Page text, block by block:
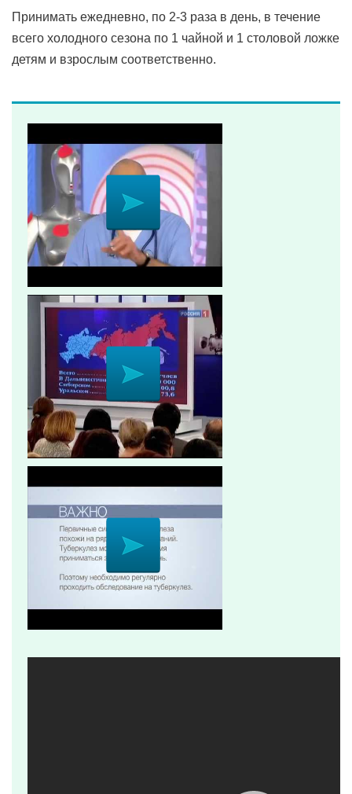
Принимать ежедневно, по 2-3 раза в день, в течение
всего холодного сезона по 1 чайной и 1 столовой ложке
детям и взрослым соответственно.